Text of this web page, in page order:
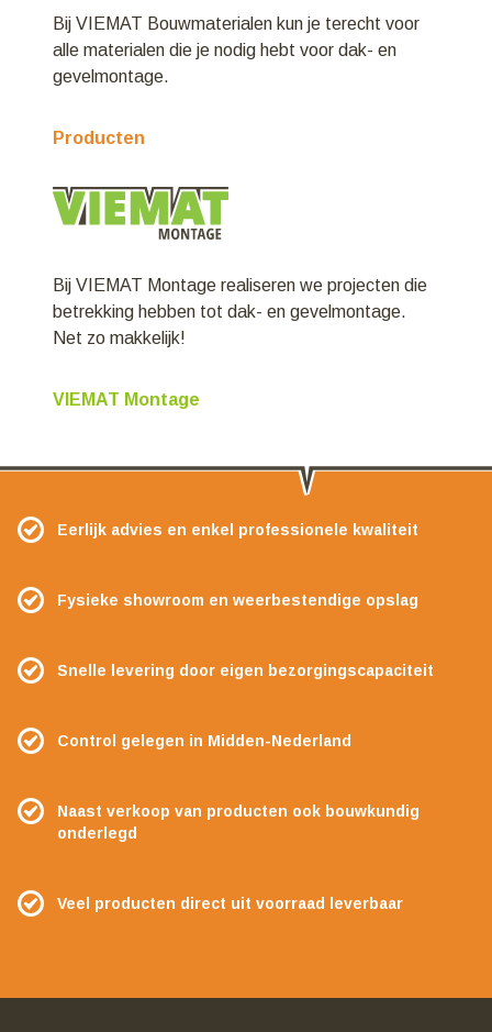
Bij VIEMAT Bouwmaterialen kun je terecht voor
alle materialen die je nodig hebt voor dak- en
gevelmontage.
Producten
Bij VIEMAT Montage realiseren we projecten die
betrekking hebben tot dak- en gevelmontage.
Net zo makkelijk!
VIEMAT Montage
Eerlijk advies en enkel professionele kwaliteit
Fysieke showroom en weerbestendige opslag
Snelle levering door eigen bezorgingscapaciteit
Control gelegen in Midden-Nederland
Naast verkoop van producten ook bouwkundig
onderlegd
Veel producten direct uit voorraad leverbaar